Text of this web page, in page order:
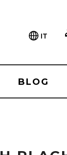
IT
BLOG